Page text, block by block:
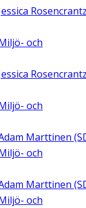
och
och
Marttinen
och
Marttinen
och